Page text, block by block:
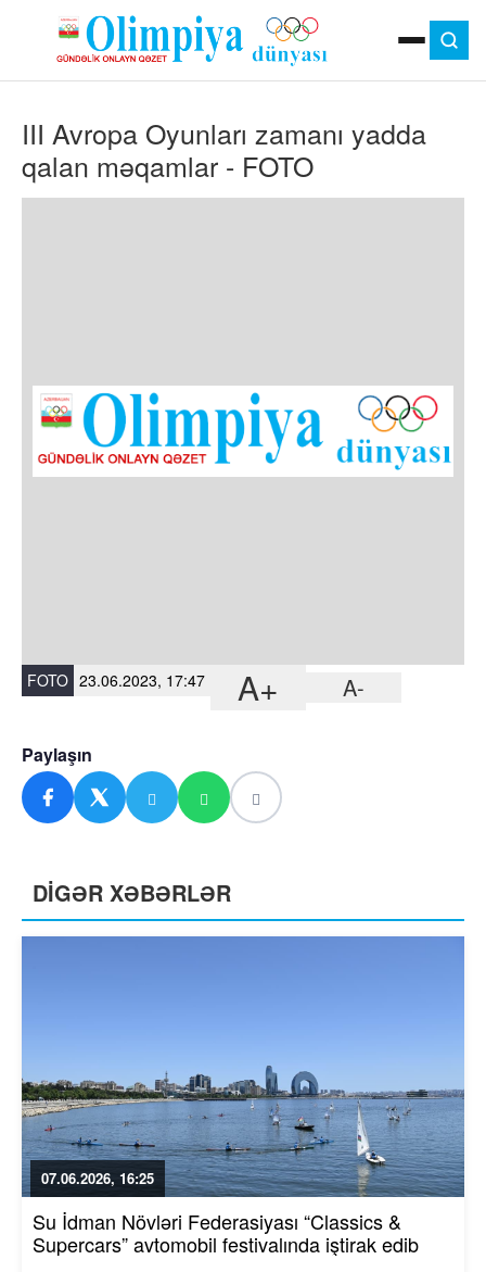
MOK
OLIMPIYA OYUNLARI
ÇAP VERSIYASI
TV
DIGƏR
III Avropa Oyunları zamanı yadda
qalan məqamlar - FOTO
FOTO 23.06.2023, 17:47 A+ A-
Paylaşın
DİGƏR XƏBƏRLƏR
07.06.2026, 16:25
Su İdman Növləri Federasiyası “Classics &
Supercars” avtomobil festivalında iştirak edib